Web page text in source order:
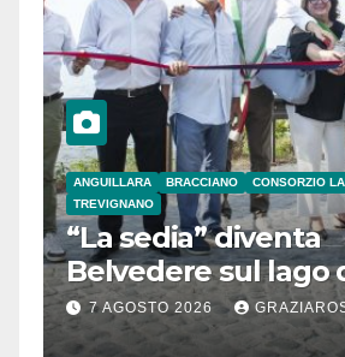
ANGUILLARA BRACCIANO
CONSORZIO
TREVIGNANO
“La sedia” diventa
Belvedere sul lago
Bracciano: ieri
l’inaugurazione
7 AGOSTO 2026